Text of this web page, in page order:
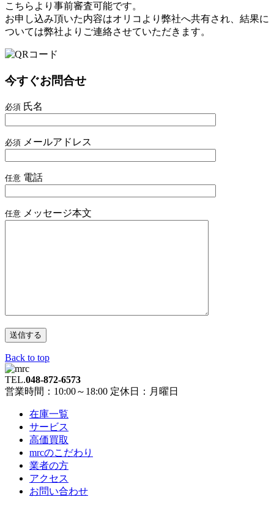
こちらより事前審査可能です。
お申し込み頂いた内容はオリコより弊社へ共有され、結果に
ついては弊社よりご連絡させていただきます。
今すぐお問合せ
必須 氏名
必須 メールアドレス
任意 電話
任意 メッセージ本文
Back to top
TEL.048-872-6573
営業時間：10:00～18:00 定休日：月曜日
在庫一覧
サービス
高価買取
mrcのこだわり
業者の方
アクセス
お問い合わせ